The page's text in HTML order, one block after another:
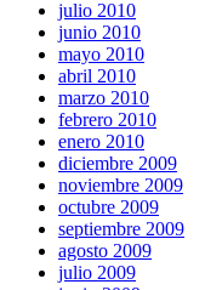
julio 2010
junio 2010
mayo 2010
abril 2010
marzo 2010
febrero 2010
enero 2010
diciembre 2009
noviembre 2009
octubre 2009
septiembre 2009
agosto 2009
julio 2009